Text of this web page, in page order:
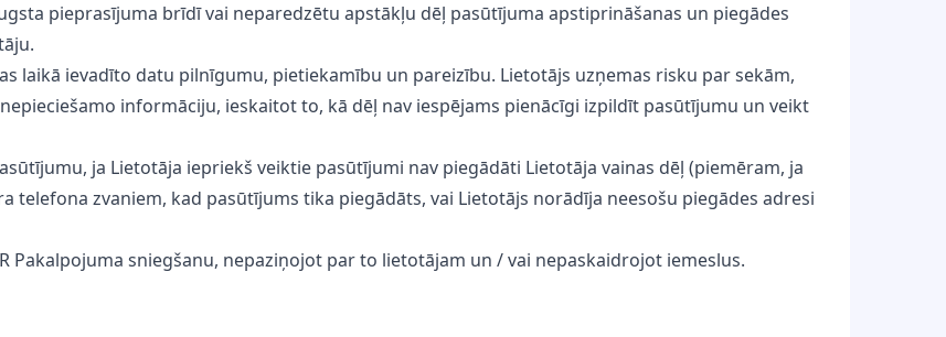
pieprasījuma brīdī vai neparedzētu apstākļu dēļ pasūtījuma apstiprināšanas un piegādes
laikā ievadīto datu pilnīgumu, pietiekamību un pareizību. Lietotājs uzņemas risku par sekām,
informāciju, ieskaitot to, kā dēļ nav iespējams pienācīgi izpildīt pasūtījumu un veikt
ja Lietotāja iepriekš veiktie pasūtījumi nav piegādāti Lietotāja vainas dēļ (piemēram, ja
telefona zvaniem, kad pasūtījums tika piegādāts, vai Lietotājs norādīja neesošu piegādes adresi
Pakalpojuma sniegšanu, nepaziņojot par to lietotājam un / vai nepaskaidrojot iemeslus.